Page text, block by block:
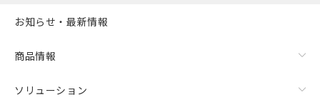
お知らせ・最新情報
商品情報
ソリューション